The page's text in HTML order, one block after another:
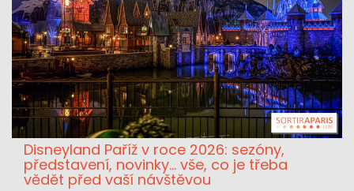
Disneyland Paříž v roce 2026: sezóny,
představení, novinky… vše, co je třeba
vědět před vaší návštěvou